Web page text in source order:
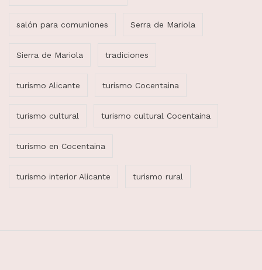
salón para comuniones Serra de Mariola
Sierra de Mariola tradiciones
turismo Alicante turismo Cocentaina
turismo cultural turismo cultural Cocentaina
turismo en Cocentaina
turismo interior Alicante turismo rural